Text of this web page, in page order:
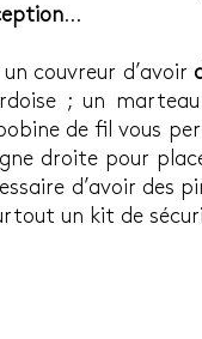
…
couvreur d’avoir
; un
de fil vous
droite pour
d’avoir des
un kit de